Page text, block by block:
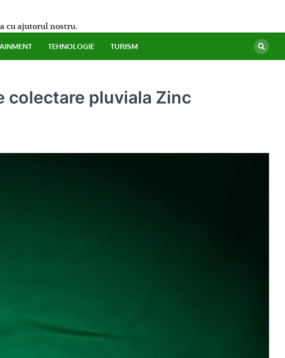
cu ajutorul nostru.
TEHNOLOGIE TURISM
colectare pluviala Zinc